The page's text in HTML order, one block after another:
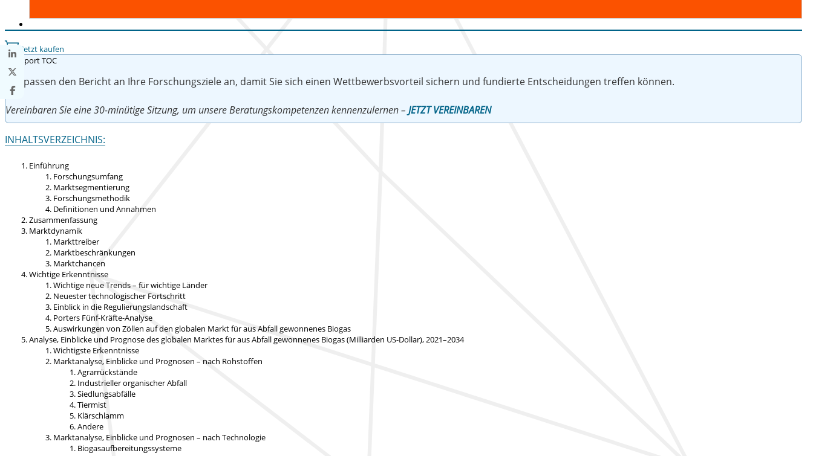
Jetzt kaufen
Wir passen den Bericht an Ihre Forschungsziele an, damit Sie sich einen Wettbewerbsvorteil sichern und fundierte Entscheidungen treffen können.
Vereinbaren Sie eine 30-minütige Sitzung, um unsere Beratungskompetenzen kennenzulernen – JETZT VEREINBAREN
INHALTSVERZEICHNIS:
Einführung
Forschungsumfang
Marktsegmentierung
Forschungsmethodik
Definitionen und Annahmen
Zusammenfassung
Marktdynamik
Markttreiber
Marktbeschränkungen
Marktchancen
Wichtige Erkenntnisse
Wichtige neue Trends – für wichtige Länder
Neuester technologischer Fortschritt
Einblick in die Regulierungslandschaft
Porters Fünf-Kräfte-Analyse
Auswirkungen von Zöllen auf den globalen Markt für aus Abfall gewonnenes Biogas
Analyse, Einblicke und Prognose des globalen Marktes für aus Abfall gewonnenes Biogas (Milliarden US-Dollar), 2021–2034
Wichtigste Erkenntnisse
Marktanalyse, Einblicke und Prognosen – nach Rohstoffen
Agrarrückstände
Industrieller organischer Abfall
Siedlungsabfälle
Tiermist
Klärschlamm
Andere
Marktanalyse, Einblicke und Prognosen – nach Technologie
Biogasaufbereitungssysteme